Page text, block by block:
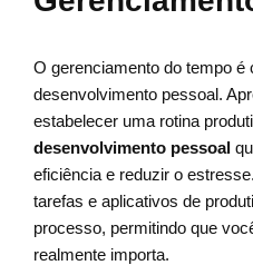
O gerenciamento do tempo
desenvolvimento pessoal.
estabelecer uma rotina
desenvolvimento pessoal
eficiência e reduzir o
tarefas e aplicativos de
processo, permitindo que
realmente importa.